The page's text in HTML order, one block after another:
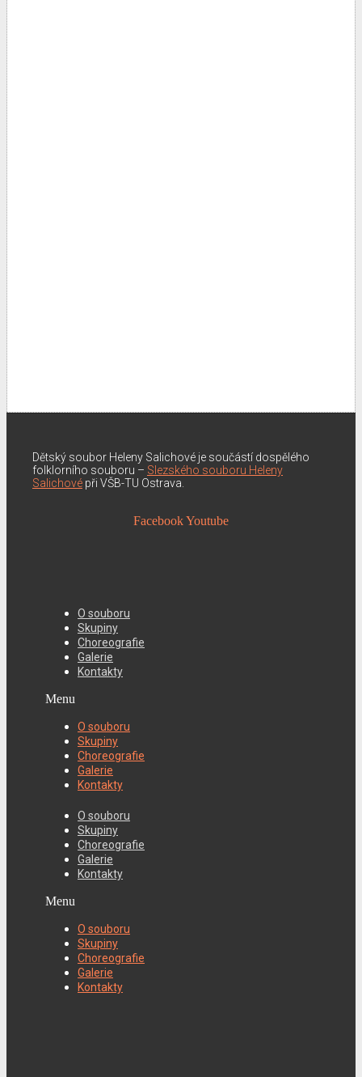
Dětský soubor Heleny Salichové je součástí dospělého
folklorního souboru – Slezského souboru Heleny
Salichové při VŠB-TU Ostrava.
FacebookYoutube
O souboru
Skupiny
Choreografie
Galerie
Kontakty
Menu
O souboru
Skupiny
Choreografie
Galerie
Kontakty
O souboru
Skupiny
Choreografie
Galerie
Kontakty
Menu
O souboru
Skupiny
Choreografie
Galerie
Kontakty